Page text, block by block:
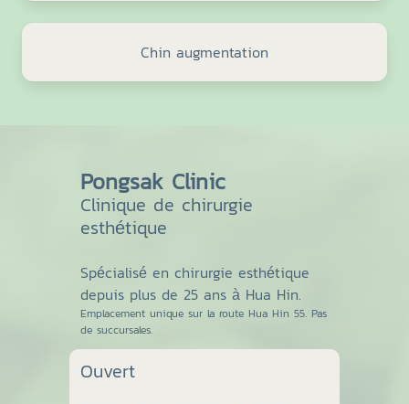
Chin augmentation
Pongsak Clinic
Clinique de chirurgie
esthétique
Spécialisé en chirurgie esthétique
depuis plus de 25 ans à Hua Hin.
Emplacement unique sur la route Hua Hin 55. Pas
de succursales.
Ouvert